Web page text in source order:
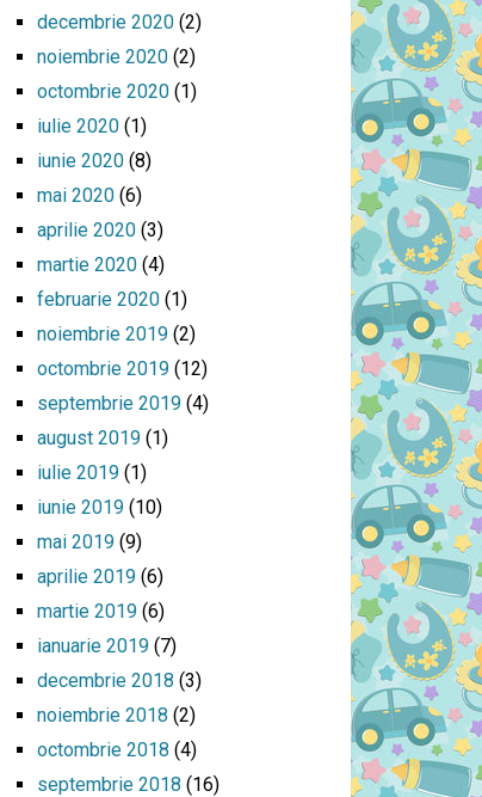
decembrie 2020 (2)
noiembrie 2020 (2)
octombrie 2020 (1)
iulie 2020 (1)
iunie 2020 (8)
mai 2020 (6)
aprilie 2020 (3)
martie 2020 (4)
februarie 2020 (1)
noiembrie 2019 (2)
octombrie 2019 (12)
septembrie 2019 (4)
august 2019 (1)
iulie 2019 (1)
iunie 2019 (10)
mai 2019 (9)
aprilie 2019 (6)
martie 2019 (6)
ianuarie 2019 (7)
decembrie 2018 (3)
noiembrie 2018 (2)
octombrie 2018 (4)
septembrie 2018 (16)